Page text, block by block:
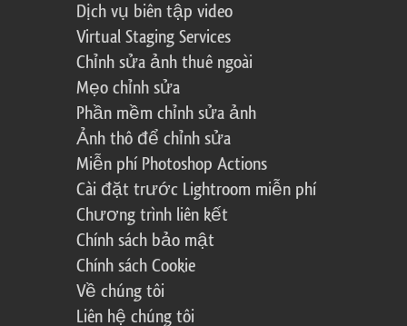
Dịch vụ biên tập video
Virtual Staging Services
Chỉnh sửa ảnh thuê ngoài
Mẹo chỉnh sửa
Phần mềm chỉnh sửa ảnh
Ảnh thô để chỉnh sửa
Miễn phí Photoshop Actions
Cài đặt trước Lightroom miễn phí
Chương trình liên kết
Chính sách bảo mật
Chính sách Cookie
Về chúng tôi
Liên hệ chúng tôi